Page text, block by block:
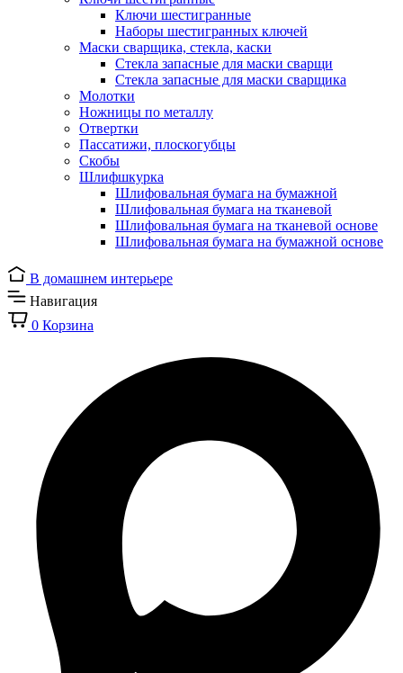
Ключи шестигранные
Наборы шестигранных ключей
Маски сварщика, стекла, каски
Стекла запасные для маски сварщи
Стекла запасные для маски сварщика
Молотки
Ножницы по металлу
Отвертки
Пассатижи, плоскогубцы
Скобы
Шлифшкурка
Шлифовальная бумага на бумажной
Шлифовальная бумага на тканевой
Шлифовальная бумага на тканевой основе
Шлифовальная бумага на бумажной основе
В домашнем интерьере
Навигация
0 Корзина